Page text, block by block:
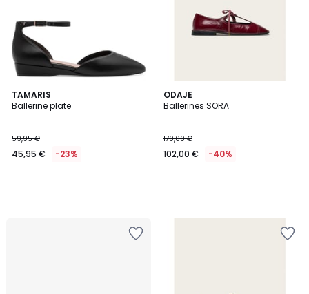
TAMARIS
Ballerine plate
59,95 €
45,95 € -23%
ODAJE
Ballerines SORA
170,00 €
102,00 € -40%